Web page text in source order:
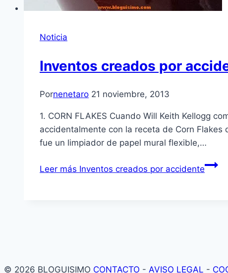
Noticia
Inventos creados por
Pornenetaro 21 noviembre, 2013
1. CORN FLAKES Cuando Will Keith Kellogg
accidentalmente con la receta de Corn
fue un limpiador de papel mural flexible,…
Leer más Inventos creados por accidente
© 2026 BLOGUISIMO CONTACTO - AVISO LEGAL -